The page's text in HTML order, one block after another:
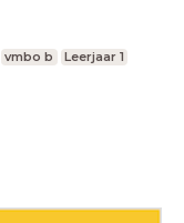
vmbo b Leerjaar 1